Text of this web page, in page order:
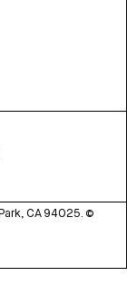
CA 94025. ©